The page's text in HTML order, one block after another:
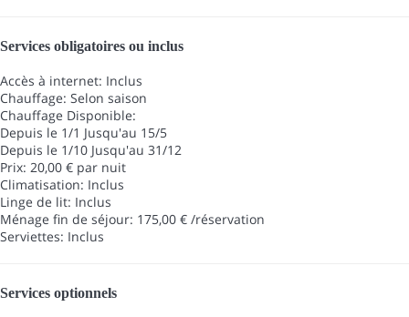
Services obligatoires ou inclus
Accès à internet: Inclus
Chauffage: Selon saison
Chauffage Disponible:
Depuis le 1/1 Jusqu'au 15/5
Depuis le 1/10 Jusqu'au 31/12
Prix: 20,00 € par nuit
Climatisation: Inclus
Linge de lit: Inclus
Ménage fin de séjour: 175,00 € /réservation
Serviettes: Inclus
Services optionnels